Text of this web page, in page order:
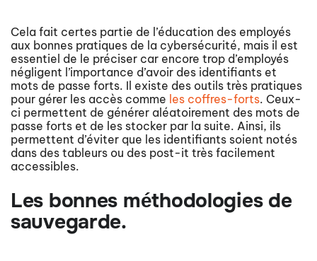
Cela fait certes partie de l’éducation des employés
aux bonnes pratiques de la cybersécurité, mais il est
essentiel de le préciser car encore trop d’employés
négligent l’importance d’avoir des identifiants et
mots de passe forts. Il existe des outils très pratiques
pour gérer les accès comme les coffres-forts. Ceux-
ci permettent de générer aléatoirement des mots de
passe forts et de les stocker par la suite. Ainsi, ils
permettent d’éviter que les identifiants soient notés
dans des tableurs ou des post-it très facilement
accessibles.
Les bonnes méthodologies de
sauvegarde.